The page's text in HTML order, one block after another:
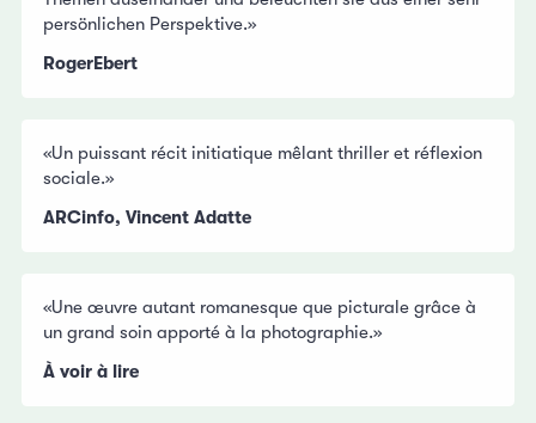
persönlichen Perspektive.»
RogerEbert
«Un puissant récit initiatique mêlant thriller et réflexion
sociale.»
ARCinfo, Vincent Adatte
«Une œuvre autant romanesque que picturale grâce à
un grand soin apporté à la photographie.»
À voir à lire